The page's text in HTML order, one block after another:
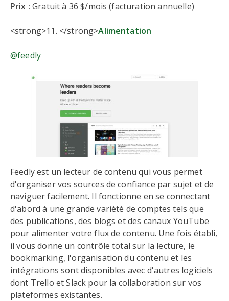
Prix :Gratuit à 36 $/mois (facturation annuelle)
<strong>11. </strong>Alimentation
@feedly
Feedly est un lecteur de contenu qui vous permet
d'organiser vos sources de confiance par sujet et de
naviguer facilement. Il fonctionne en se connectant
d'abord à une grande variété de comptes tels que
des publications, des blogs et des canaux YouTube
pour alimenter votre flux de contenu. Une fois établi,
il vous donne un contrôle total sur la lecture, le
bookmarking, l'organisation du contenu et les
intégrations sont disponibles avec d'autres logiciels
dont Trello et Slack pour la collaboration sur vos
plateformes existantes.